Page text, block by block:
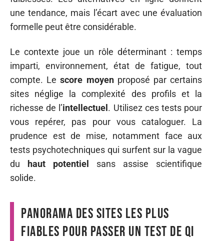
une tendance, mais l’écart avec une évaluation
formelle peut être considérable.
Le contexte joue un rôle déterminant : temps
imparti, environnement, état de fatigue, tout
compte. Lescore moyenproposé par certains
sites néglige la complexité des profils et la
richesse de l’intellectuel . Utilisez ces tests pour
vous repérer, pas pour vous cataloguer. La
prudence est de mise, notamment face aux
tests psychotechniques qui surfent sur la vague
du
haut potentiel
sans assise scientifique
solide.
Panorama des sites les plus
fiables pour passer un test de QI